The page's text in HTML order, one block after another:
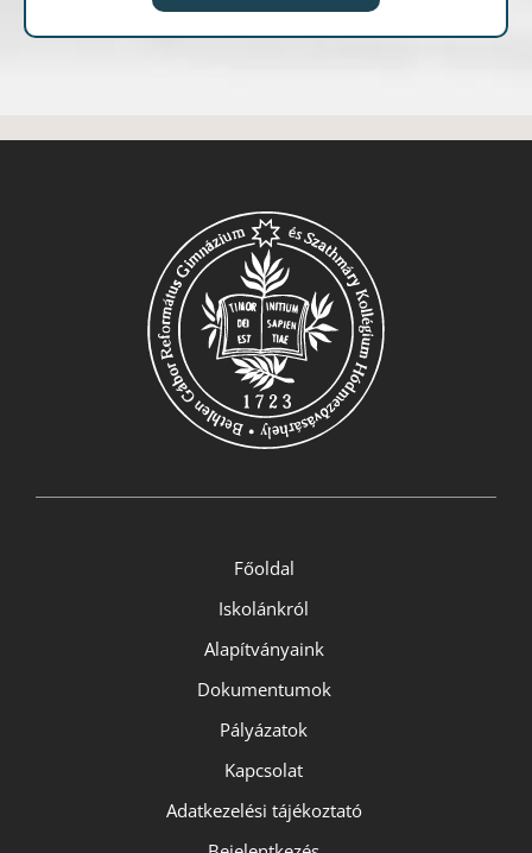
Főoldal
Iskolánkról
Alapítványaink
Dokumentumok
Pályázatok
Kapcsolat
Adatkezelési tájékoztató